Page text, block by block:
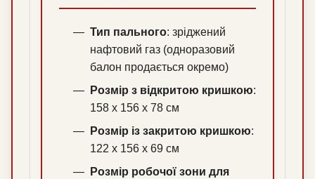
Тип пального: зріджений
нафтовий газ (одноразовий
балон продається окремо)
Розмір з відкритою кришкою:
158 x 156 x 78 см
Розмір із закритою кришкою:
122 x 156 x 69 см
Розмір робочої зони для